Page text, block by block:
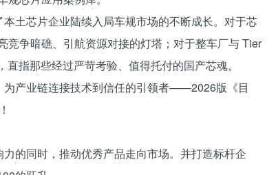
土芯片企业陆续入局车规市场的不断成长。对于芯
竞争暗礁、引航资源对接的灯塔；对于整车厂与 Tier
指那些经过严苛考验、值得托付的国产芯魂。
为产业链连接技术到信任的引领者——2026版《目
的同时，推动优秀产品走向市场。并打造标杆企